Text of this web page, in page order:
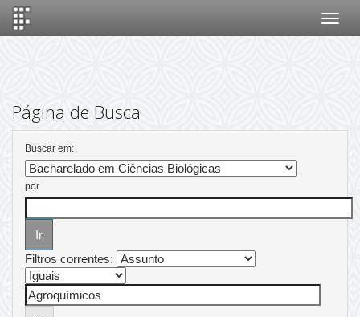
Página de Busca
Buscar em:
por
Filtros correntes: